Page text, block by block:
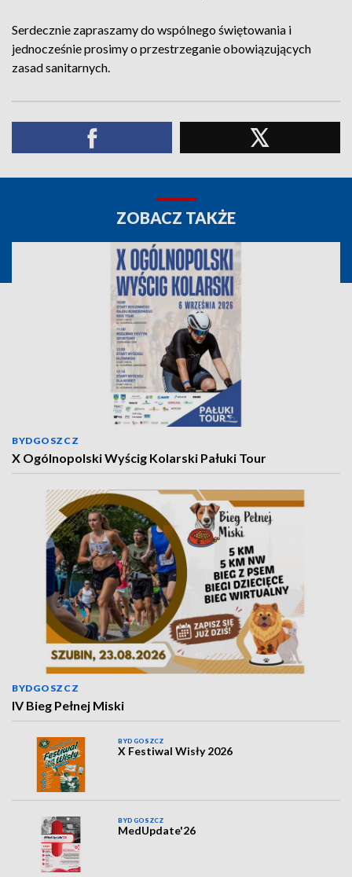
Serdecznie zapraszamy do wspólnego świętowania i
jednocześnie prosimy o przestrzeganie obowiązujących
zasad sanitarnych.
ZOBACZ TAKŻE
BYDGOSZCZ
X Ogólnopolski Wyścig Kolarski Pałuki Tour
BYDGOSZCZ
IV Bieg Pełnej Miski
BYDGOSZCZ
X Festiwal Wisły 2026
BYDGOSZCZ
MedUpdate'26